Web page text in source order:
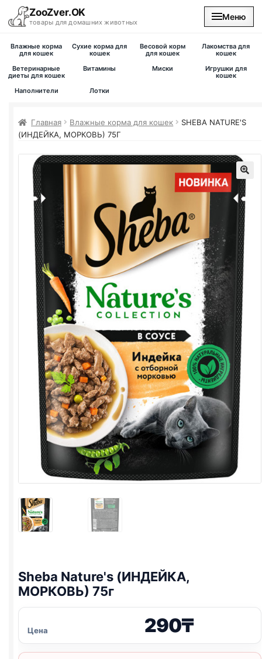
ZooZver.OK
товары для домашних животных
Меню
На главную
Влажные корма
для кошек
Сухие корма для
кошек
Весовой корм
для кошек
Лакомства для
кошек
Ветеринарные
диеты для кошек
Витамины Миски
Игрушки для
кошек
Наполнители
Лотки
Главная Влажные корма для кошек
SHEBA NATURE'S
(ИНДЕЙКА, МОРКОВЬ) 75Г
Sheba Nature's (ИНДЕЙКА,
МОРКОВЬ) 75г
Цена 290₸